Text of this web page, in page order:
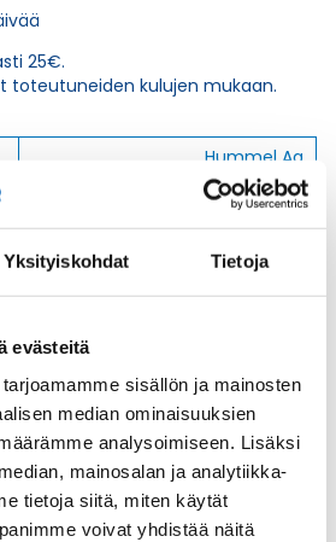
Yksityiskohdat Tietoja
evästeitä
sisällön ja mainosten
median ominaisuuksien
analysoimiseen. Lisäksi
mainosalan ja analytiikka-
tietoja siitä, miten käytät
voivat yhdistää näitä
25€.
toteutuneiden kulujen mukaan.
Hummel Ag
26.5
16
HSK-M-Ex-d
Metr.
M 25 x 1,5
RoHS;M